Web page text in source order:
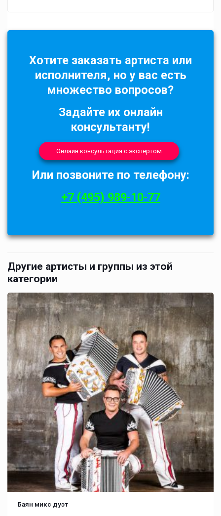
Хотите заказать артиста или
исполнителя, но у вас есть
множество вопросов?
Задайте их онлайн
консультанту!
Онлайн консультация с экспертом
Или позвоните по телефону:
+7 (495) 989-10-77
Другие артисты и группы из этой
категории
Баян микс дуэт